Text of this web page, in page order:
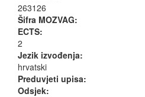
263126
Šifra MOZVAG:
ECTS:
2
Jezik izvođenja:
hrvatski
Preduvjeti upisa:
Odsjek: